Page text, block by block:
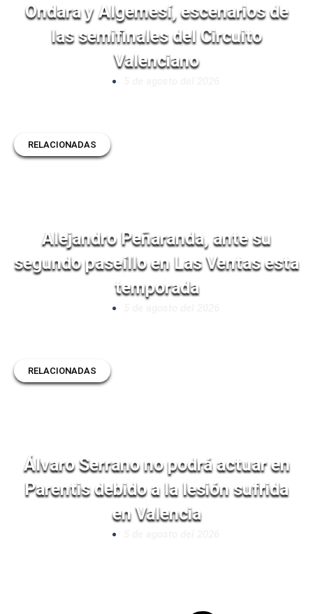
Ondara y Algemesí, escenarios de
las semifinales del Circuito
Valenciano
RELACIONADAS
Alejandro Peñaranda, ante su
segundo paseíllo en Las Ventas esta
temporada
RELACIONADAS
Álvaro Serrano no podrá actuar en
Parentis debido a la lesión sufrida
en Valencia